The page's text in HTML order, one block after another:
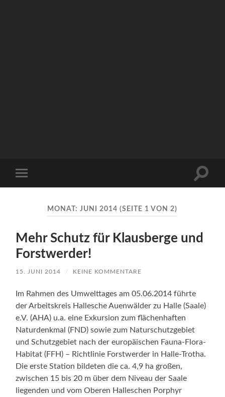
Saale
(AHA)
Menü
MONAT:JUNI 2014 (SEITE 1 VON 2)
Mehr Schutz für Klausberge und
Forstwerder!
15. JUNI 2014 / KEINE KOMMENTARE
Im Rahmen des Umwelttages am 05.06.2014 führte
der Arbeitskreis Hallesche Auenwälder zu Halle (Saale)
e.V. (AHA) u.a. eine Exkursion zum flächenhaften
Naturdenkmal (FND) sowie zum Naturschutzgebiet
und Schutzgebiet nach der europäischen Fauna-Flora-
Habitat (FFH) – Richtlinie Forstwerder in Halle-Trotha.
Die erste Station bildeten die ca. 4,9 ha großen,
zwischen 15 bis 20 m über dem Niveau der Saale
liegenden und vom Oberen Halleschen Porphyr